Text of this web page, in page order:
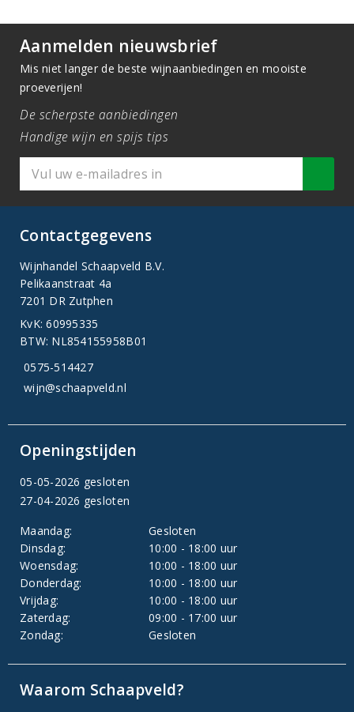
Aanmelden nieuwsbrief
Mis niet langer de beste wijnaanbiedingen en mooiste
proeverijen!
De scherpste aanbiedingen
Handige wijn en spijs tips
Contactgegevens
Wijnhandel Schaapveld B.V.
Pelikaanstraat 4a
7201 DR Zutphen
KvK: 60995335
BTW: NL854155958B01
0575-514427
wijn@schaapveld.nl
Openingstijden
05-05-2026 gesloten
27-04-2026 gesloten
Maandag:
Gesloten
Dinsdag:
10:00 - 18:00 uur
Woensdag:
10:00 - 18:00 uur
Donderdag:
10:00 - 18:00 uur
Vrijdag:
10:00 - 18:00 uur
Zaterdag:
09:00 - 17:00 uur
Zondag:
Gesloten
Waarom Schaapveld?